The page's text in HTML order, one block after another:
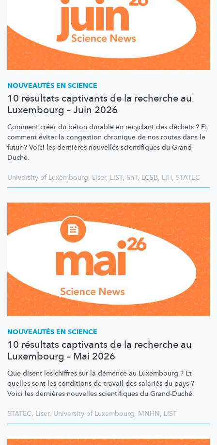
NOUVEAUTÉS EN SCIENCE
10 résultats captivants de la recherche au
Luxembourg – Juin 2026
Comment créer du béton durable en recyclant des déchets ? Et
comment éviter la congestion chronique de nos routes dans le
futur ? Voici les dernières nouvelles scientifiques du Grand-
Duché.
University of Luxembourg, Liser, LIST, SnT, LCSB, LIH, STATEC
NOUVEAUTÉS EN SCIENCE
10 résultats captivants de la recherche au
Luxembourg – Mai 2026
Que disent les chiffres sur la démence au Luxembourg ? Et
quelles sont les conditions de travail des salariés du pays ?
Voici les dernières nouvelles scientifiques du Grand-Duché.
STATEC, Liser, University of Luxembourg, MNHN, LIST